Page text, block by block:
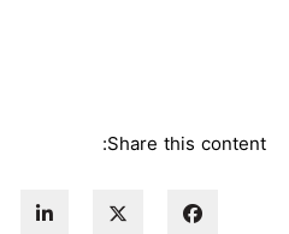
Share this content: